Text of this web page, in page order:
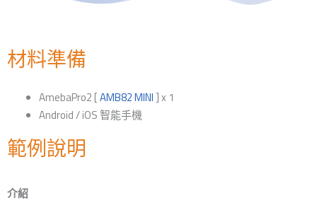
材料準備
AmebaPro2 [AMB82 MINI ] x 1
Android / iOS 智能手機
範例說明
介紹